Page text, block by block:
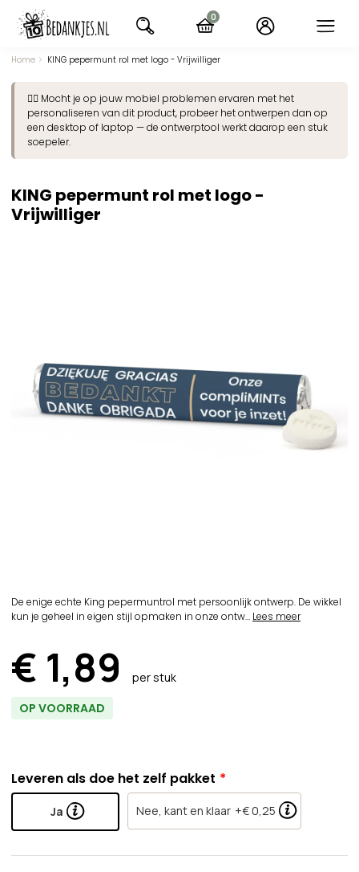
naar
navigatie
Home KING pepermunt rol met logo - Vrijwilliger
👉🏽 Mocht je op jouw mobiel problemen ervaren met het
personaliseren van dit product, probeer het ontwerpen dan op
een desktop of laptop — de ontwerptool werkt daarop een stuk
soepeler.
KING pepermunt rol met logo -
Vrijwilliger
De enige echte King pepermuntrol met persoonlijk ontwerp. De wikkel
kun je geheel in eigen stijl opmaken in onze ontw... Lees meer
€ 1,89 per stuk
OP VOORRAAD
Leveren als doe het zelf pakket
Ja Nee, kant en klaar +€ 0,25
0
items